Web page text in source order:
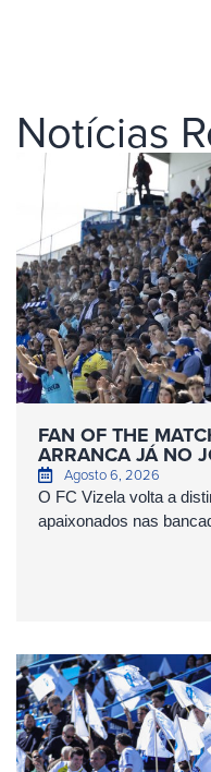
Notícias
FAN OF THE
ARRANCA JÁ NO
Agosto 6, 2026
O FC Vizela volta a
apaixonados nas